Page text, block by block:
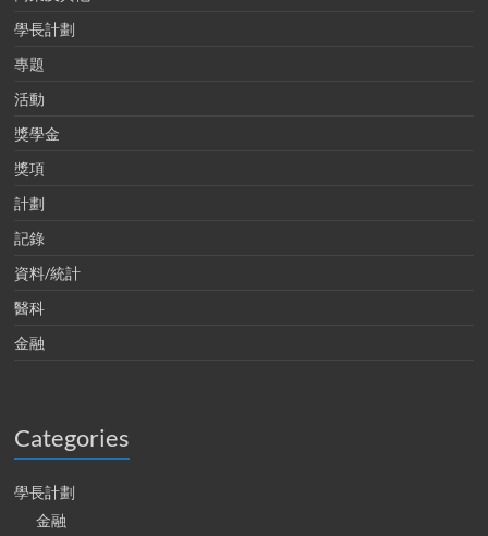
學長計劃
專題
活動
獎學金
獎項
計劃
記錄
資料/統計
醫科
金融
Categories
學長計劃
金融